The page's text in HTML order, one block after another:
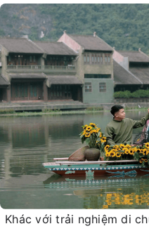
Khác với trải nghiệm di